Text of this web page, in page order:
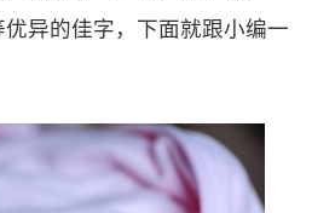
异的佳字，下面就跟小编一